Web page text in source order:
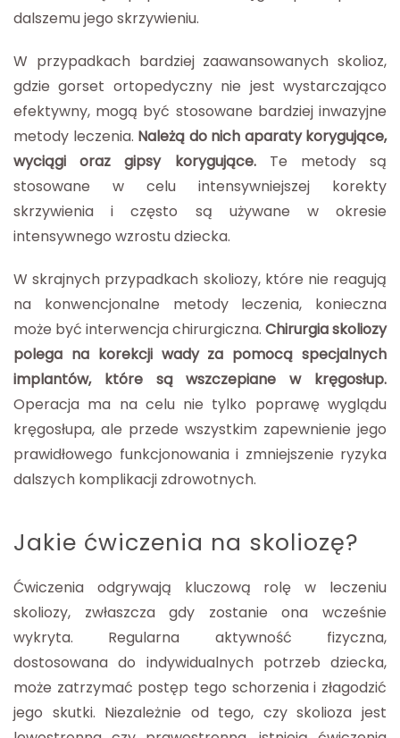
dalszemu jego skrzywieniu.
W przypadkach bardziej zaawansowanych skolioz,
gdzie gorset ortopedyczny nie jest wystarczająco
efektywny, mogą być stosowane bardziej inwazyjne
metody leczenia. Należą do nich aparaty korygujące,
wyciągi oraz gipsy korygujące. Te metody są
stosowane w celu intensywniejszej korekty
skrzywienia i często są używane w okresie
intensywnego wzrostu dziecka.
W skrajnych przypadkach skoliozy, które nie reagują
na konwencjonalne metody leczenia, konieczna
może być interwencja chirurgiczna. Chirurgia skoliozy
polega na korekcji wady za pomocą specjalnych
implantów, które są wszczepiane w kręgosłup.
Operacja ma na celu nie tylko poprawę wyglądu
kręgosłupa, ale przede wszystkim zapewnienie jego
prawidłowego funkcjonowania i zmniejszenie ryzyka
dalszych komplikacji zdrowotnych.
Jakie ćwiczenia na skoliozę?
Ćwiczenia odgrywają kluczową rolę w leczeniu
skoliozy, zwłaszcza gdy zostanie ona wcześnie
wykryta. Regularna aktywność fizyczna,
dostosowana do indywidualnych potrzeb dziecka,
może zatrzymać postęp tego schorzenia i złagodzić
jego skutki. Niezależnie od tego, czy skolioza jest